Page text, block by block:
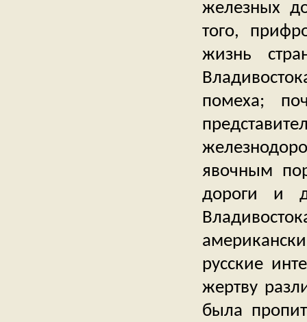
железных
того,
жизнь
помеха;
явочным
дороги и
русские
жертву
была